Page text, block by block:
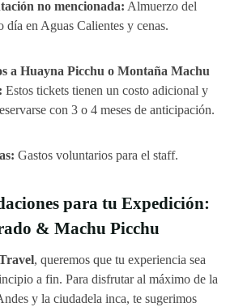
no mencionada: Almuerzo del
día en Aguas Calientes y cenas.
a Huayna Picchu o Montaña Machu
Estos tickets tienen un costo adicional y
con 3 o 4 meses de anticipación.
Gastos voluntarios para el staff.
para tu Expedición:
& Machu Picchu
, queremos que tu experiencia sea
a fin. Para disfrutar al máximo de la
y la ciudadela inca, te sugerimos